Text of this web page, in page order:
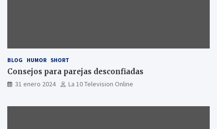
BLOG HUMOR SHORT
Consejos para parejas desconfiadas
31 enero 2024 La 10 Television Online